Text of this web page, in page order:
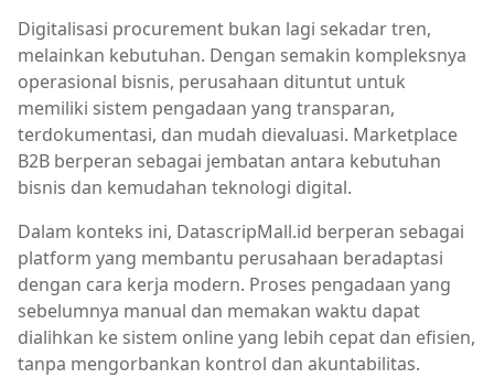
Digitalisasi procurement bukan lagi sekadar tren,
melainkan kebutuhan. Dengan semakin kompleksnya
operasional bisnis, perusahaan dituntut untuk
memiliki sistem pengadaan yang transparan,
terdokumentasi, dan mudah dievaluasi. Marketplace
B2B berperan sebagai jembatan antara kebutuhan
bisnis dan kemudahan teknologi digital.
Dalam konteks ini, DatascripMall.id berperan sebagai
platform yang membantu perusahaan beradaptasi
dengan cara kerja modern. Proses pengadaan yang
sebelumnya manual dan memakan waktu dapat
dialihkan ke sistem online yang lebih cepat dan efisien,
tanpa mengorbankan kontrol dan akuntabilitas.